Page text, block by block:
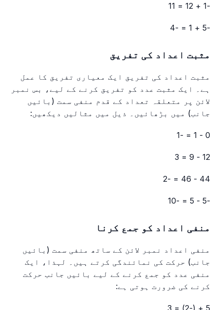
-1 + 12 = 11
-5 + 1 = -4
مثبت اعداد کی تفریق
مثبت اعداد کی تفریق ایک معیاری تفریق کا عمل
ہے۔ ایک مثبت عدد کو تفریق کرنے کے لیے، بس نمبر
لائن پر متعلقہ تعداد کے قدم منفی سمت (بائیں
جانب) میں بڑھائیں۔ ذیل میں مثالیں دیکھیں:
0 - 1 = -1
12 - 9 = 3
44 - 46 = -2
-5 - 5 = -10
منفی اعداد کو جمع کرنا
منفی اعداد نمبر لائن کے ساتھ منفی سمت (بائیں
جانب) حرکت کی نمائندگی کرتے ہیں۔ لہذا، ایک
منفی عدد کو جمع کرنے کے لیے بائیں جانب حرکت
کرنے کی ضرورت ہوتی ہے:
5 + (-2) = 3